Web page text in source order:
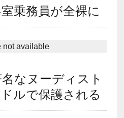
乗務員が全裸に
なヌーディスト
ルで保護される